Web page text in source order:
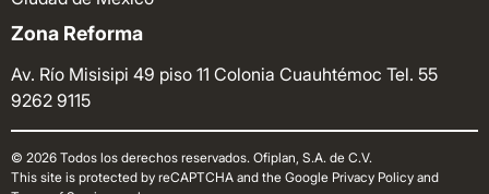
Zona Reforma
Av. Río Misisipi 49 piso 11 Colonia Cuauhtémoc Tel. 55
9262 9115
© 2026 Todos los derechos reservados. Ofiplan, S.A. de C.V.
This site is protected by reCAPTCHA and the Google Privacy Policy and